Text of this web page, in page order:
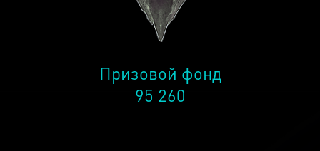
Призовой фонд
95 260